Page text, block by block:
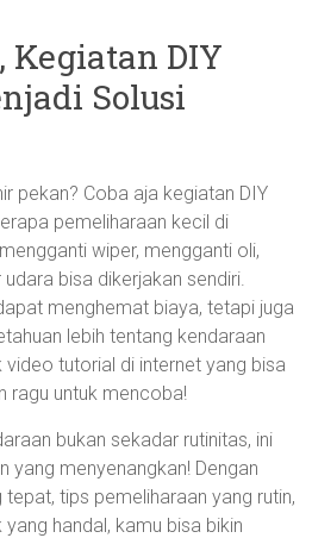
Kegiatan DIY
Solusi
pekan? Coba aja kegiatan DIY
pemeliharaan kecil di
wiper, mengganti oli,
bisa dikerjakan sendiri.
menghemat biaya, tetapi juga
lebih tentang kendaraan
tutorial di internet yang bisa
ragu untuk mencoba!
bukan sekadar rutinitas, ini
yang menyenangkan! Dengan
tips pemeliharaan yang rutin,
handal, kamu bisa bikin